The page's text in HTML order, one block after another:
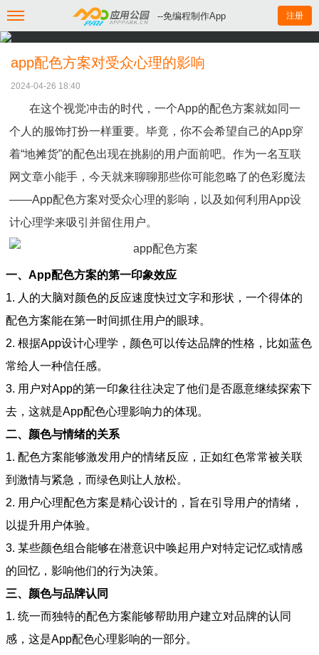
--免编程制作App 注册
app配色方案对受众心理的影响
2024-04-26 18:40
在这个视觉冲击的时代，一个App的配色方案就如同一
个人的服饰打扮一样重要。毕竟，你不会希望自己的App穿
着“地摊货”的配色出现在挑剔的用户面前吧。作为一名互联
网文章小能手，今天就来聊聊那些你可能忽略了的色彩魔法
——App配色方案对受众心理的影响，以及如何利用App设
计心理学来吸引并留住用户。
一、App配色方案的第一印象效应
1. 人的大脑对颜色的反应速度快过文字和形状，一个得体的
配色方案能在第一时间抓住用户的眼球。
2. 根据App设计心理学，颜色可以传达品牌的性格，比如蓝色
常给人一种信任感。
3. 用户对App的第一印象往往决定了他们是否愿意继续探索下
去，这就是App配色心理影响力的体现。
二、颜色与情绪的关系
1. 配色方案能够激发用户的情绪反应，正如红色常常被关联
到激情与紧急，而绿色则让人放松。
2. 用户心理配色方案是精心设计的，旨在引导用户的情绪，
以提升用户体验。
3. 某些颜色组合能够在潜意识中唤起用户对特定记忆或情感
的回忆，影响他们的行为决策。
三、颜色与品牌认同
1. 统一而独特的配色方案能够帮助用户建立对品牌的认同
感，这是App配色心理影响的一部分。